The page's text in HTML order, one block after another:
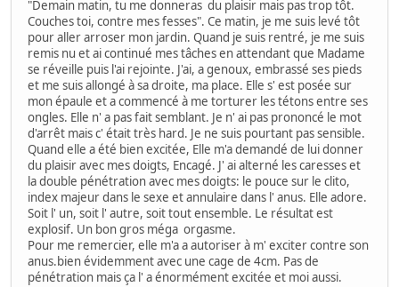
"Demain matin, tu me donneras du plaisir mais pas trop tôt.
Couches toi, contre mes fesses". Ce matin, je me suis levé tôt
pour aller arroser mon jardin. Quand je suis rentré, je me suis
remis nu et ai continué mes tâches en attendant que Madame
se réveille puis l'ai rejointe. J'ai, a genoux, embrassé ses pieds
et me suis allongé à sa droite, ma place. Elle s' est posée sur
mon épaule et a commencé à me torturer les tétons entre ses
ongles. Elle n' a pas fait semblant. Je n' ai pas prononcé le mot
d'arrêt mais c' était très hard. Je ne suis pourtant pas sensible.
Quand elle a été bien excitée, Elle m'a demandé de lui donner
du plaisir avec mes doigts, Encagé. J' ai alterné les caresses et
la double pénétration avec mes doigts: le pouce sur le clito,
index majeur dans le sexe et annulaire dans l' anus. Elle adore.
Soit l' un, soit l' autre, soit tout ensemble. Le résultat est
explosif. Un bon gros méga orgasme.
Pour me remercier, elle m'a a autoriser à m' exciter contre son
anus.bien évidemment avec une cage de 4cm. Pas de
pénétration mais ça l' a énormément excitée et moi aussi.